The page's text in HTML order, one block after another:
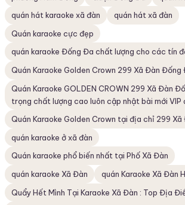
quán hát karaoke xã đàn
quán hát xã đàn
Quán karaoke cực đẹp
quán karaoke Đống Đa chất lượng cho các tín
Quán Karaoke Golden Crown 299 Xã Đàn Đống
Quán Karaoke GOLDEN CROWN 299 Xã Đàn
trọng chất lượng cao luôn cập nhật bài mới VIP
Quán Karaoke Golden Crown tại địa chỉ 299 Xã
quán karaoke ở xã đàn
Quán karaoke phổ biến nhất tại Phố Xã Đàn
quán karaoke Xã Đàn
quán Karaoke Xã Đàn
Quẩy Hết Mình Tại Karaoke Xã Đàn : Top Địa